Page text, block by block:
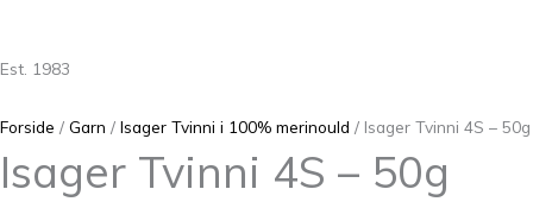
Est. 1983
Forside / Garn / Isager Tvinni i 100% merinould / Isager Tvinni 4S – 50g
Isager Tvinni 4S – 50g